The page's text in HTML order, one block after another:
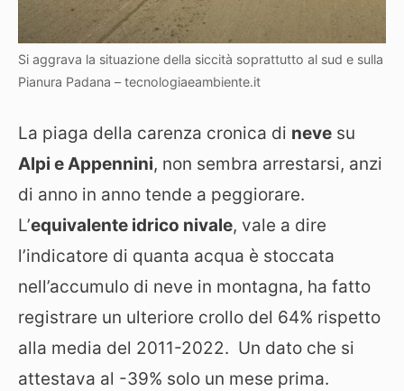
Si aggrava la situazione della siccità soprattutto al sud e sulla
Pianura Padana – tecnologiaeambiente.it
La piaga della carenza cronica di neve su
Alpi e Appennini, non sembra arrestarsi, anzi
di anno in anno tende a peggiorare.
L’equivalente idrico nivale, vale a dire
l’indicatore di quanta acqua è stoccata
nell’accumulo di neve in montagna, ha fatto
registrare un ulteriore crollo del 64% rispetto
alla media del 2011-2022. Un dato che si
attestava al -39% solo un mese prima.